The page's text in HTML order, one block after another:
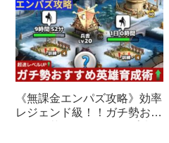
《無課金エンパズ攻略》効率
レジェンド級！！ガチ勢おす